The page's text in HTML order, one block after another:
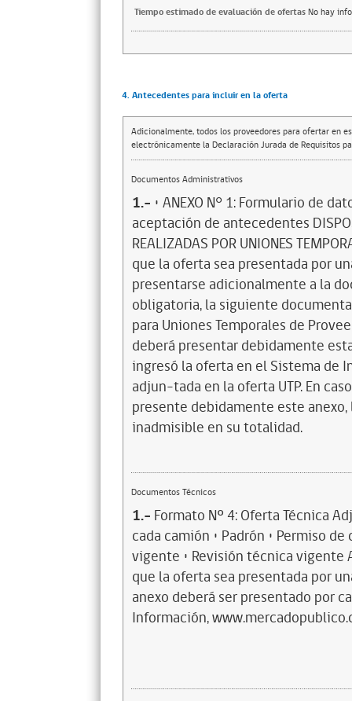
Tiempo estimado de evaluación de ofertasNo hay
4. Antecedentes para incluir en la oferta
Adicionalmente, todos los proveedores para ofertar en
electrónicamente la Declaración Jurada de Requisitos
Documentos Administrativos
1.- • ANEXO N° 1: Formulario de
aceptación de antecedentes
REALIZADAS POR UNIONES
que la oferta sea presentada por
presentarse adicionalmente a la
obligatoria, la siguiente
para Uniones Temporales de
deberá presentar debidamente
ingresó la oferta en el Sistema de
adjun-tada en la oferta UTP. En
presente debidamente este
inadmisible en su totalidad.
Documentos Técnicos
1.- Formato Nº 4: Oferta Técnica
cada camión • Padrón • Permiso
vigente • Revisión técnica vigente
que la oferta sea presentada por
anexo deberá ser presentado por
Información,